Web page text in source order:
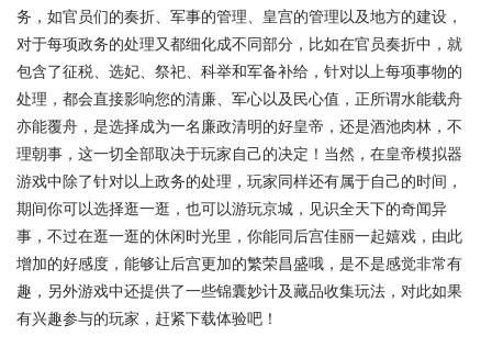
务，如官员们的奏折、军事的管理、皇宫的管理以及地方的建设，
对于每项政务的处理又都细化成不同部分，比如在官员奏折中，就
包含了征税、选妃、祭祀、科举和军备补给，针对以上每项事物的
处理，都会直接影响您的清廉、军心以及民心值，正所谓水能载舟
亦能覆舟，是选择成为一名廉政清明的好皇帝，还是酒池肉林，不
理朝事，这一切全部取决于玩家自己的决定！当然，在皇帝模拟器
游戏中除了针对以上政务的处理，玩家同样还有属于自己的时间，
期间你可以选择逛一逛，也可以游玩京城，见识全天下的奇闻异
事，不过在逛一逛的休闲时光里，你能同后宫佳丽一起嬉戏，由此
增加的好感度，能够让后宫更加的繁荣昌盛哦，是不是感觉非常有
趣，另外游戏中还提供了一些锦囊妙计及藏品收集玩法，对此如果
有兴趣参与的玩家，赶紧下载体验吧！